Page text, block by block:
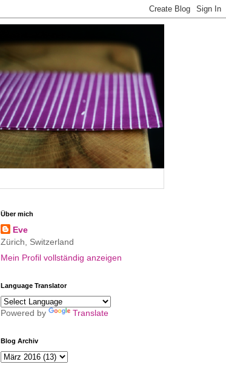
Über mich
Eve
Zürich, Switzerland
Mein Profil vollständig anzeigen
Language Translator
Powered by Translate
Blog Archiv